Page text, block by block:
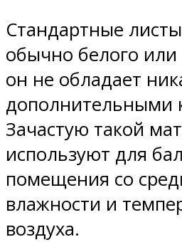
Стандартные
обычно белого или
он не обладает
дополнительными
Зачастую такой
используют для
помещения со
влажности и
воздуха.